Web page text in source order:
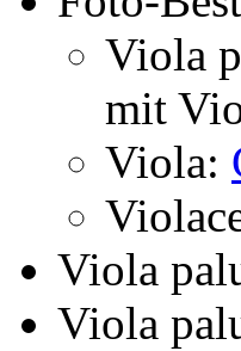
Viola
mit
Viola:
Viola
Viola